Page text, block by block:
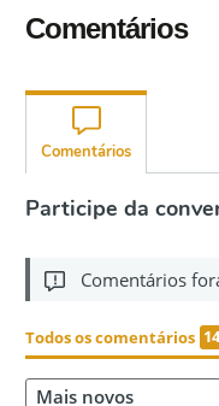
Comentários